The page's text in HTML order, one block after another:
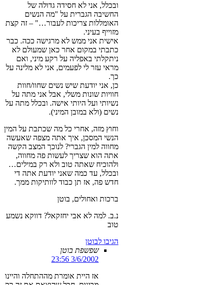
ובכלל, אני לא חסידה גדולה של
החשיבה הגברית על "מה הנשים
האומללות צריכות לעבור…" – זה קצת
מזוייף בעיני.
אישית אני ממש לא מרגישה ככה. כבר
כתבתי במקום אחר כאן שמעולם לא
ניתקלתי באפליה על רקע מיני, ואם
מראי עזר לי לפעמים, אני לא מלינה על
כך.
כן, אני יודעת שיש נשים שחוו/חוות
חוויות שונות משלי, אבל אני מתה על
נשיותי ועל היותי אישה. ובכלל מתה על
נשים (ולא במובן המיני).
וחוץ מזה, אחרי כל מה שכתבת על המין
הנשי המסכן, איך אתה מצפה שאעשה
מחווה למין הגברי? לנוכך המצב הקשה
אתה הוא שצריך לעשות פה מחווה,
ולהוכיח שאתה טוב ולא רק במילים…
ובכלל, עד כמה שאני יודעת אתה די
חדש פה, אז תן כבוד לוותיקות ממך.
ברכות ואחולים, בוטן
נ.ב. למה לא אבי יחזקאל? דווקא נשמע
טוב
הגיבו לבוטן
שפשפת בוטן
3/6/2002 23:56
אז היית אומרת מההתחלה והיינו